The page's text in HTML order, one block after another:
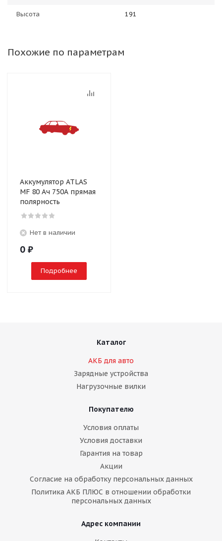
Высота 191
Похожие по параметрам
Аккумулятор ATLAS
MF 80 Ач 750А прямая
полярность
Нет в наличии
0 ₽
Подробнее
Каталог
АКБ для авто
Зарядные устройства
Нагрузочные вилки
Покупателю
Условия оплаты
Условия доставки
Гарантия на товар
Акции
Согласие на обработку персональных данных
Политика АКБ ПЛЮС в отношении обработки
персональных данных
Адрес компании